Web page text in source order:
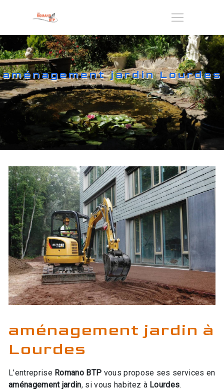
aménagement jardin Lourdes
aménagement jardin à
Lourdes
L’entreprise Romano BTP vous propose ses services en
aménagement jardin, si vous habitez à Lourdes.